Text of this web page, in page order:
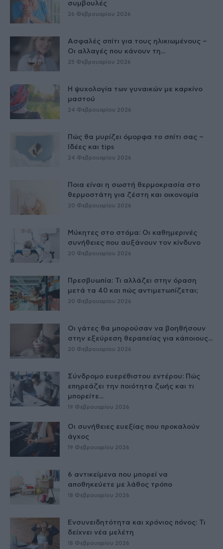
συμβουλές
26 Φεβρουαρίου 2026
Ασφαλές σπίτι για τους ηλικιωμένους –
Οι αλλαγές που κάνουν τη...
25 Φεβρουαρίου 2026
Η ψυχολογία των γυναικών με καρκίνο
μαστού
24 Φεβρουαρίου 2026
Πώς θα μυρίζει όμορφα το σπίτι σας –
Ιδέες και tips
24 Φεβρουαρίου 2026
Ποια είναι η σωστή θερμοκρασία στο
θερμοστάτη για ζέστη και οικονομία
20 Φεβρουαρίου 2026
Μύκητες στο στόμα: Οι καθημερινές
συνήθειες που αυξάνουν τον κίνδυνο
20 Φεβρουαρίου 2026
Πρεσβυωπία: Τι αλλάζει στην όραση
μετά τα 40 και πώς αντιμετωπίζεται;
20 Φεβρουαρίου 2026
Οι γάτες θα μπορούσαν να βοηθήσουν
στην εξεύρεση θεραπείας για κάποιους...
20 Φεβρουαρίου 2026
Σύνδρομο ευερέθιστου εντέρου: Πώς
επηρεάζει την ποιότητα ζωής και τι
μπορείτε...
19 Φεβρουαρίου 2026
Οι συνήθειες ευεξίας που προκαλούν
άγχος
19 Φεβρουαρίου 2026
6 αντικείμενα που μπορεί να
αποθηκεύετε με λάθος τρόπο
18 Φεβρουαρίου 2026
Ενσυνειδητότητα και χρόνιος πόνος: Τι
δείχνει νέα μελέτη
18 Φεβρουαρίου 2026